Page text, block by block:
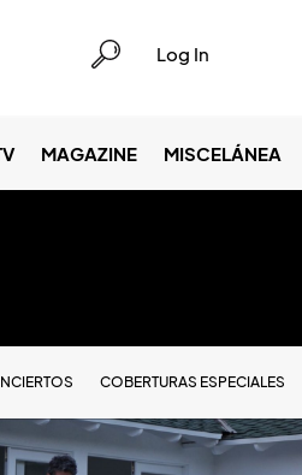
Log In
MAGAZINE MISCELÁNEA
COBERTURAS ESPECIALES